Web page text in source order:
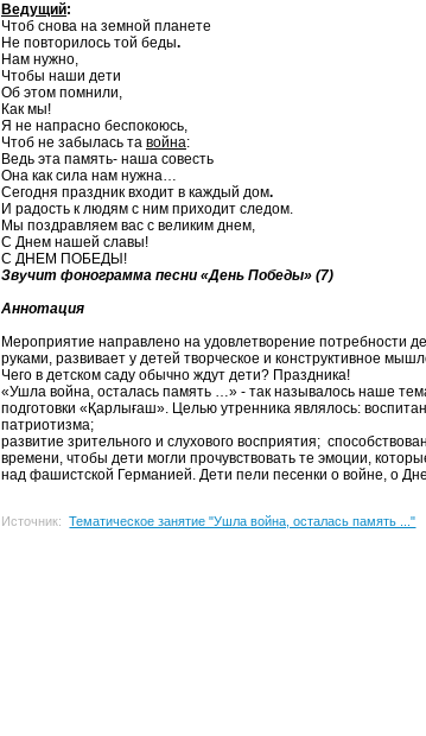
Ведущий:
Чтоб снова на земной планете
Не повторилось той беды.
Нам нужно,
Чтобы наши дети
Об этом помнили,
Как мы!
Я не напрасно беспокоюсь,
Чтоб не забылась та война:
Ведь эта память- наша совесть
Она как сила нам нужна…
Сегодня праздник входит в каждый дом.
И радость к людям с ним приходит следом.
Мы поздравляем вас с великим днем,
С Днем нашей славы!
С ДНЕМ ПОБЕДЫ!
Звучит фонограмма песни «День Победы» (7)
Аннотация
Мероприятие направлено на удовлетворение потребности
руками, развивает у детей творческое и конструктивное
Чего в детском саду обычно ждут дети? Праздника!
«Ушла война, осталась память …» - так называлось наше
подготовки «Қарлығаш». Целью утренника являлось:
патриотизма;
развитие зрительного и слухового восприятия;
времени, чтобы дети могли прочувствовать те эмоции,
над фашистской Германией. Дети пели песенки о войне, о
Источник: Тематическое занятие "Ушла война, осталась память ..."